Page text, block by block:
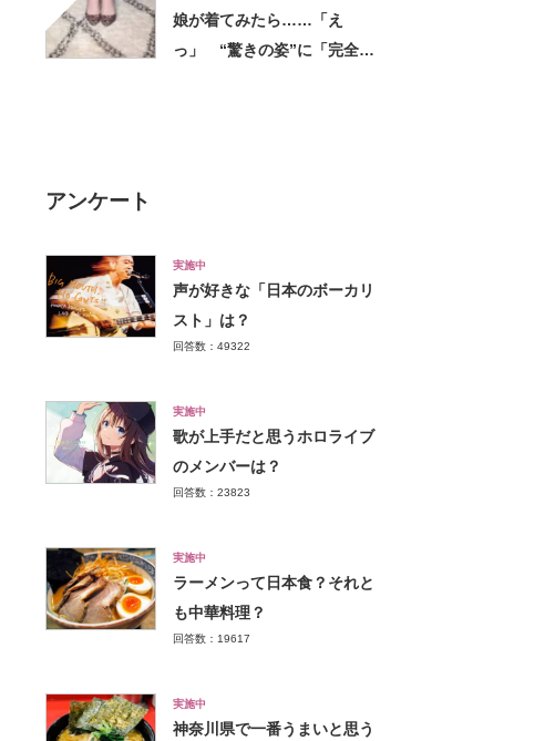
娘が着てみたら……「え
っ」 “驚きの姿”に「完全に
アンケート
実施中
声が好きな「日本のボーカリ
スト」は？
回答数：49322
実施中
歌が上手だと思うホロライブ
のメンバーは？
回答数：23823
実施中
ラーメンって日本食？それと
も中華料理？
回答数：19617
実施中
神奈川県で一番うまいと思う